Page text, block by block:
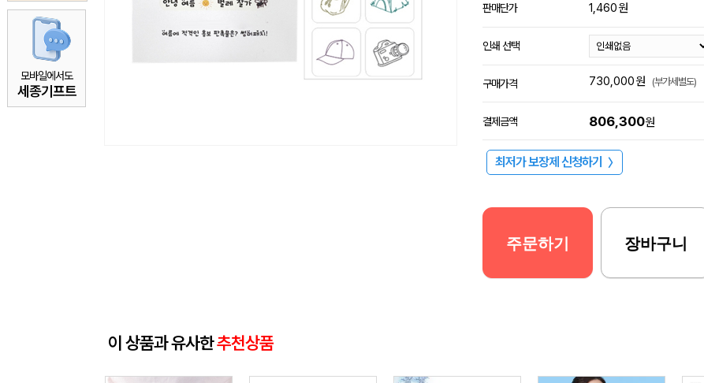
모바일에서도
세종기프트
판매단가 1,460원
인쇄 선택
구매가격 730,000원 (부가세별도)
결제금액 806,300원
최저가 보장제 신청하기 〉
주문하기 장바구니
이 상품과 유사한추천상품